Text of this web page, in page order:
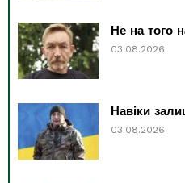
Не на того
03.08.2026
Навіки
03.08.2026